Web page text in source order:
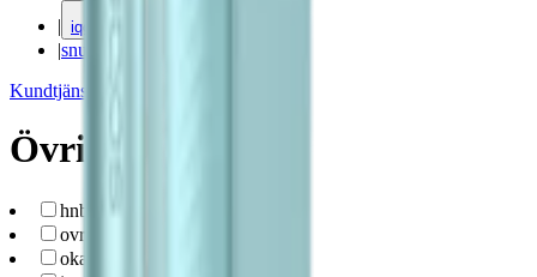
| iqos
|snuskuriren
Kundtjänst
Övrigt
hnb
ovrigt
okand